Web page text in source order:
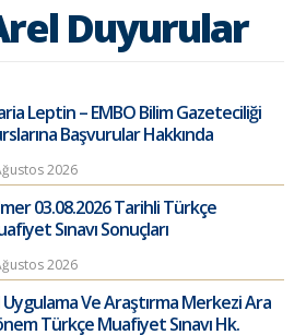
Duyurular
Leptin – EMBO Bilim Gazeteciliği
Başvurular Hakkında
2026
03.08.2026 Tarihli Türkçe
Sınavı Sonuçları
2026
Uygulama Ve Araştırma Merkezi Ara
Türkçe Muafiyet Sınavı Hk.